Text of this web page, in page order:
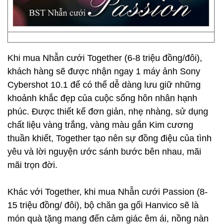
Khi mua Nhẫn cưới Together (6-8 triệu đồng/đôi),
khách hàng sẽ được nhận ngay 1 máy ảnh Sony
Cybershot 10.1 để có thể dễ dàng lưu giữ những
khoảnh khắc đẹp của cuộc sống hôn nhân hạnh
phúc. Được thiết kế đơn giản, nhẹ nhàng, sử dụng
chất liệu vàng trắng, vàng màu gắn Kim cương
thuần khiết, Together tạo nên sự đồng điệu của tình
yêu và lời nguyện ước sánh bước bên nhau, mãi
mãi trọn đời.
Khác với Together, khi mua Nhẫn cưới Passion (8-
15 triệu đồng/ đôi), bộ chăn ga gối Hanvico sẽ là
món quà tặng mang đến cảm giác êm ái, nồng nàn